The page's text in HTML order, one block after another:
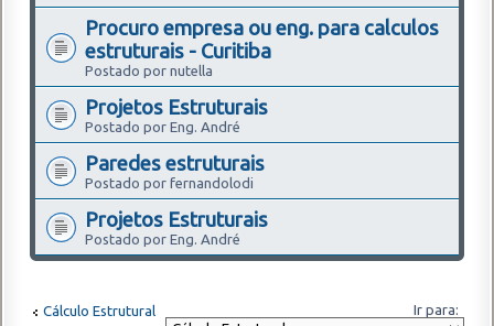
Procuro empresa ou eng. para calculos
estruturais - Curitiba
Postado por nutella
Projetos Estruturais
Postado por Eng. André
Paredes estruturais
Postado por fernandolodi
Projetos Estruturais
Postado por Eng. André
Cálculo Estrutural Ir para: